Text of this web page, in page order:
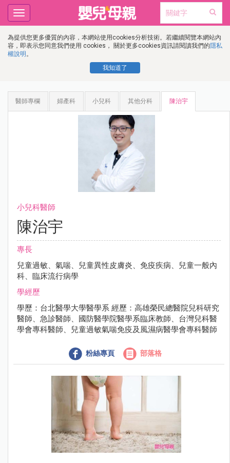
為提供您更多優質的內容，本網站使用cookies分析技術。若繼續閱覽本網站內
容，即表示您同意我們使用 cookies， 關於更多cookies資訊請閱讀我們的隱私
權說明 。
我知道了
Toggle
navigation
醫師專欄 婦產科 小兒科 其他分科 陳治宇
小兒科醫師
陳治宇
專長
兒童過敏、氣喘、兒童異性皮膚炎、免疫疾病、兒童一般內
科、臨床流行病學
學經歷
學歷：台北醫學大學醫學系 經歷：高雄榮民總醫院兒科研究
醫師、急診醫師、國防醫學院醫學系臨床教師、台灣兒科醫
學會專科醫師、兒童過敏氣喘免疫及風濕病醫學會專科醫師
粉絲專頁 部落格